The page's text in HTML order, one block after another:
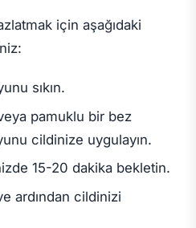
için aşağıdaki
sıkın.
pamuklu bir bez
cildinize uygulayın.
15-20 dakika bekletin.
ardından cildinizi